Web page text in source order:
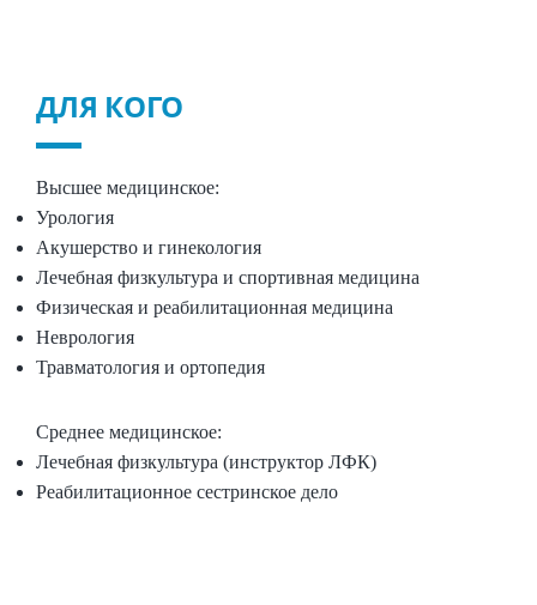
ДЛЯ КОГО
Высшее медицинское:
Урология
Акушерство и гинекология
Лечебная физкультура и спортивная медицина
Физическая и реабилитационная медицина
Неврология
Травматология и ортопедия
Среднее медицинское:
Лечебная физкультура (инструктор ЛФК)
Реабилитационное сестринское дело